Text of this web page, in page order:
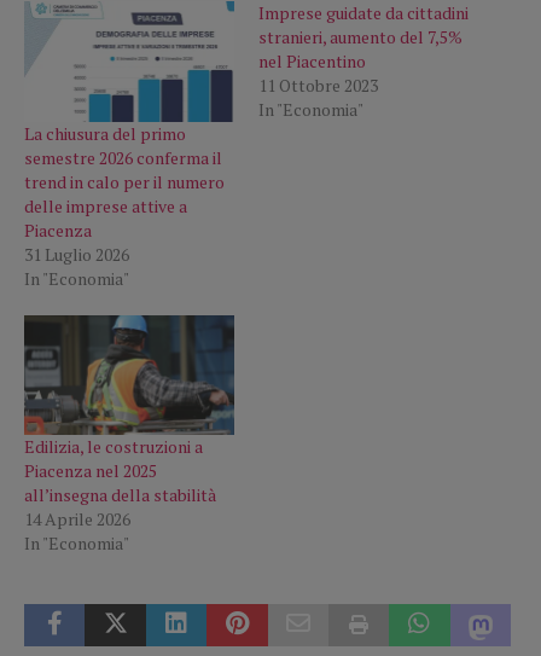
La chiusura del primo
semestre 2026 conferma il
trend in calo per il numero
delle imprese attive a
Piacenza
31 Luglio 2026
In "Economia"
Imprese guidate da cittadini
stranieri, aumento del 7,5%
nel Piacentino
11 Ottobre 2023
In "Economia"
Edilizia, le costruzioni a
Piacenza nel 2025
all’insegna della stabilità
14 Aprile 2026
In "Economia"